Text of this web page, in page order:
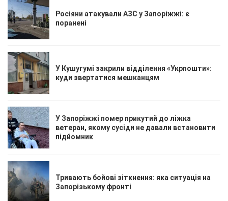
Росіяни атакували АЗС у Запоріжжі: є
поранені
У Кушугумі закрили відділення «Укрпошти»:
куди звертатися мешканцям
У Запоріжжі помер прикутий до ліжка
ветеран, якому сусіди не давали встановити
підйомник
Тривають бойові зіткнення: яка ситуація на
Запорізькому фронті